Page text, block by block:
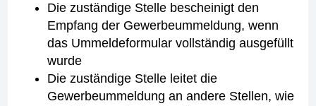
Die zuständige Stelle bescheinigt den
Empfang der Gewerbeummeldung, wenn
das Ummeldeformular vollständig ausgefüllt
wurde
Die zuständige Stelle leitet die
Gewerbeummeldung an andere Stellen, wie